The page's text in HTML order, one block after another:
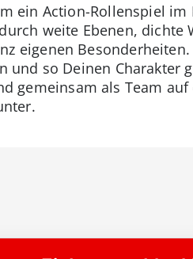
ein Action-Rollenspiel
weite Ebenen,
eigenen
und so Deinen Charakter
gemeinsam als Team